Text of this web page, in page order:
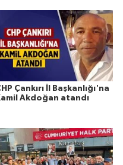
Çankırı İl Başkanlığı'na
Akdoğan atandı